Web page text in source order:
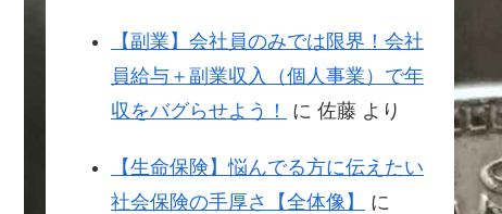
【副業】会社員のみでは限界！会社
員給与＋副業収入（個人事業）で年
収をバグらせよう！
に 佐藤 より
【生命保険】悩んでる方に伝えたい
社会保険の手厚さ【全体像】
に